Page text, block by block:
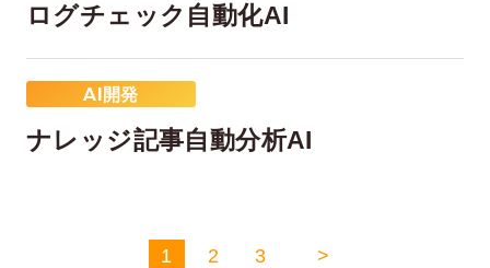
ログチェック自動化AI
AI開発
ナレッジ記事自動分析AI
1 2 3 >